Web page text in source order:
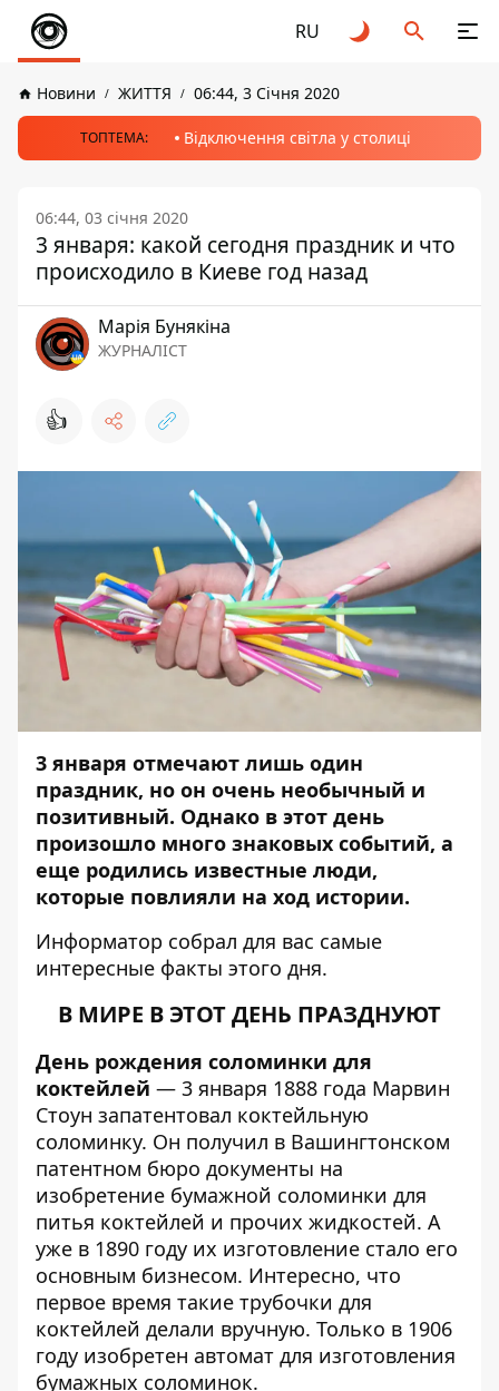
RU
Новини ЖИТТЯ 06:44, 3 Січня 2020
ТОПТЕМА: Відключення світла у столиці
06:44, 03 січня 2020
3 января: какой сегодня праздник и что
происходило в Киеве год назад
Марія Бунякіна
ЖУРНАЛІСТ
👍
3 января отмечают лишь один
праздник, но он очень необычный и
позитивный. Однако в этот день
произошло много знаковых событий, а
еще родились известные люди,
которые повлияли на ход истории.
Информатор собрал для вас самые
интересные факты этого дня.
В МИРЕ В ЭТОТ ДЕНЬ ПРАЗДНУЮТ
День рождения соломинки для
коктейлей — 3 января 1888 года Марвин
Стоун запатентовал коктейльную
соломинку. Он получил в Вашингтонском
патентном бюро документы на
изобретение бумажной соломинки для
питья коктейлей и прочих жидкостей. А
уже в 1890 году их изготовление стало его
основным бизнесом. Интересно, что
первое время такие трубочки для
коктейлей делали вручную. Только в 1906
году изобретен автомат для изготовления
бумажных соломинок.